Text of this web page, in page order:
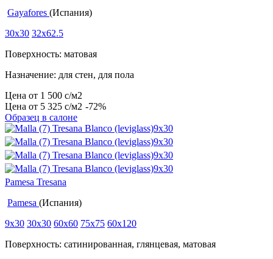
Gayafores (Испания)
30x30 32x62.5
Поверхность: матовая
Назначение: для стен, для пола
Цена от 1 500 c/м2
Цена от 5 325 c/м2 -72%
Образец в салоне
Pamesa Tresana
Pamesa (Испания)
9x30 30x30 60x60 75x75 60x120
Поверхность: сатинированная, глянцевая, матовая